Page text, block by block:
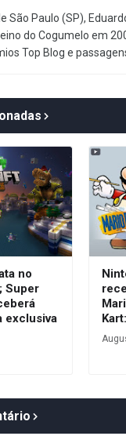
São Paulo (SP),
do Cogumelo em
Top Blog e
no
Super
exclusiva